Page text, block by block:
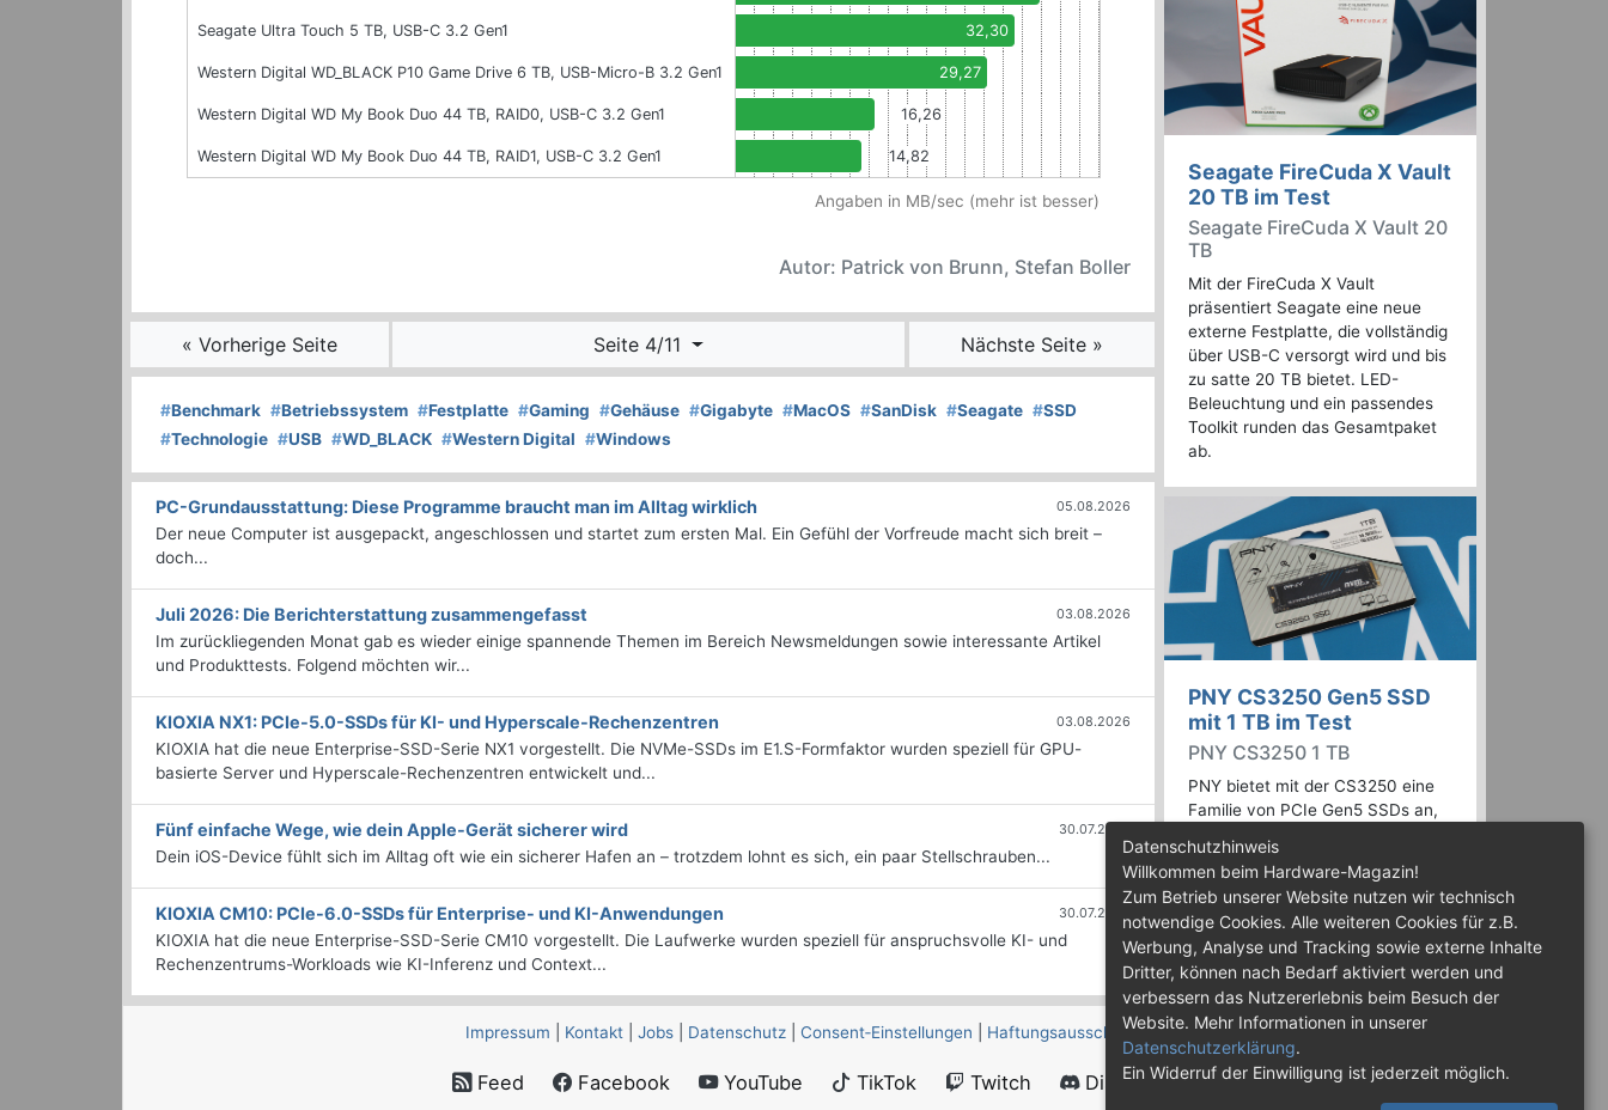
Seagate Ultra Touch 5 TB, USB-C 3.2 Gen1 32,30
Western Digital WD_BLACK P10 Game Drive 6 TB, USB-Micro-B 3.2 Gen1 29,27
Western Digital WD My Book Duo 44 TB, RAID0, USB-C 3.2 Gen1 16,26
Western Digital WD My Book Duo 44 TB, RAID1, USB-C 3.2 Gen1 14,82
Angaben in MB/sec (mehr ist besser)
Autor: Patrick von Brunn, Stefan Boller
« Vorherige Seite Seite 4/11 Nächste Seite »
#Benchmark #Betriebssystem #Festplatte #Gaming #Gehäuse #Gigabyte #MacOS #SanDisk #Seagate #SSD
#Technologie #USB #WD_BLACK #Western Digital #Windows
PC-Grundausstattung: Diese Programme braucht man im Alltag wirklich 05.08.2026
Der neue Computer ist ausgepackt, angeschlossen und startet zum ersten Mal. Ein Gefühl der Vorfreude macht sich breit –
doch...
Juli 2026: Die Bericht­erstattung zusammengefasst 03.08.2026
Im zurückliegenden Monat gab es wieder einige spannende Themen im Bereich Newsmeldungen sowie interessante Artikel
und Produkttests. Folgend möchten wir...
KIOXIA NX1: PCIe-5.0-SSDs für KI- und Hyperscale-Rechenzentren 03.08.2026
KIOXIA hat die neue Enterprise-SSD-Serie NX1 vorgestellt. Die NVMe-SSDs im E1.S-Formfaktor wurden speziell für GPU-
basierte Server und Hyperscale-Rechenzentren entwickelt und...
Fünf einfache Wege, wie dein Apple-Gerät sicherer wird 30.07.2026
Dein iOS-Device fühlt sich im Alltag oft wie ein sicherer Hafen an – trotzdem lohnt es sich, ein paar Stellschrauben...
KIOXIA CM10: PCIe-6.0-SSDs für Enterprise- und KI-Anwendungen 30.07.2026
KIOXIA hat die neue Enterprise-SSD-Serie CM10 vorgestellt. Die Laufwerke wurden speziell für anspruchsvolle KI- und
Rechenzentrums-Workloads wie KI-Inferenz und Context...
Seagate FireCuda X Vault
20 TB im Test
Seagate FireCuda X Vault 20
TB
Mit der FireCuda X Vault
präsentiert Seagate eine neue
externe Festplatte, die vollständig
über USB-C versorgt wird und bis
zu satte 20 TB bietet. LED-
Beleuchtung und ein passendes
Toolkit runden das Gesamtpaket
ab.
PNY CS3250 Gen5 SSD
mit 1 TB im Test
PNY CS3250 1 TB
PNY bietet mit der CS3250 eine
Familie von PCIe Gen5 SSDs an,
bis zu 4 TB erhältlich sind. Die
Drives erreichen bis zu 14.900
MB/s lesend. Wir haben das 1-TB-
Modell getestet.
Impressum Kontakt Jobs Datenschutz Consent‑Einstellungen Haftungsausschluss
Feed Facebook YouTube TikTok Twitch Discord
Datenschutzhinweis
Willkommen beim Hardware-Magazin!
Zum Betrieb unserer Website nutzen wir technisch
notwendige Cookies. Alle weiteren Cookies für z.B.
Werbung, Analyse und Tracking sowie externe Inhalte
Dritter, können nach Bedarf aktiviert werden und
verbessern das Nutzererlebnis beim Besuch der
Website. Mehr Informationen in unserer
Datenschutzerklärung.
Ein Widerruf der Einwilligung ist jederzeit möglich.